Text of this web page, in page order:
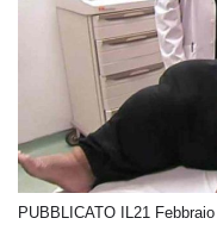
PUBBLICATO IL 21